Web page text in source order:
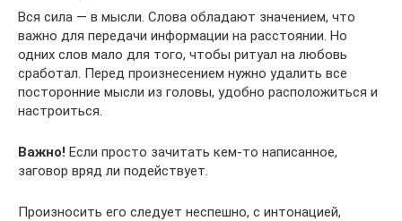
Вся сила — в мысли. Слова обладают значением, что
важно для передачи информации на расстоянии. Но
одних слов мало для того, чтобы ритуал на любовь
сработал. Перед произнесением нужно удалить все
посторонние мысли из головы, удобно расположиться и
настроиться.
Важно! Если просто зачитать кем-то написанное,
заговор вряд ли подействует.
Произносить его следует неспешно, с интонацией,